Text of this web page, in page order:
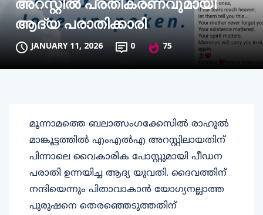
ആദ്യ പരാതിക്കാരി
JANUARY 11, 2026 0 75
മൂന്നാമത്തെ ബലാത്സംഗക്കേസില്‍ രാഹുല്‍
മാങ്കൂട്ടത്തില്‍ എംഎല്‍എ അറസ്റ്റിലായതിന്
പിന്നാലെ വൈകാരിക പോസ്റ്റുമായി പീഡന
പരാതി ഉന്നയിച്ച ആദ്യ യുവതി. ദൈവത്തിന്
നന്ദിയെന്നും പിതാവാകാൻ യോഗ്യനല്ലാത്ത
പുരുഷനെ തെരഞ്ഞെടുത്തതിന്